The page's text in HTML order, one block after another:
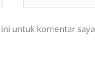
Web
untuk komentar saya